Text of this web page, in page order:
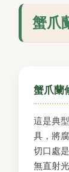
蟹爪
蟹爪蘭
這是典
具，將
切口處
無直射